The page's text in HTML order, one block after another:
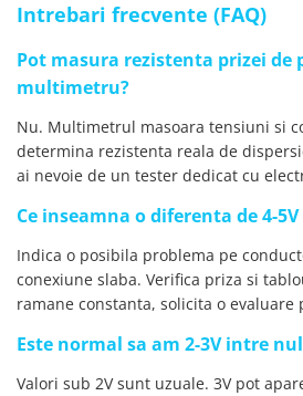
Intrebari frecvente (FAQ)
Pot masura rezistenta prizei de
multimetru?
Nu. Multimetrul masoara tensiuni si
determina rezistenta reala de
ai nevoie de un tester dedicat cu
Ce inseamna o diferenta de 4-5V
Indica o posibila problema pe
conexiune slaba. Verifica priza si
ramane constanta, solicita o evaluare
Este normal sa am 2-3V intre
Valori sub 2V sunt uzuale. 3V pot